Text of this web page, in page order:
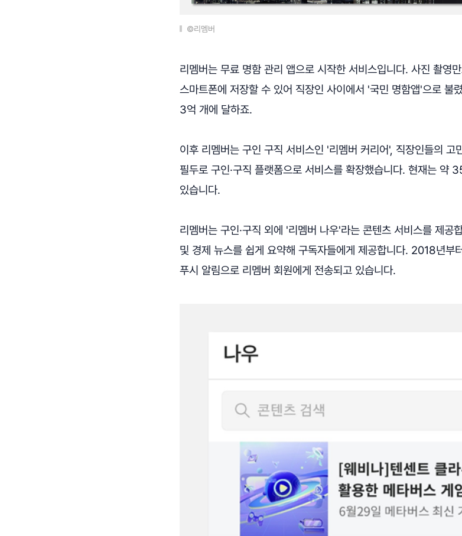
©리멤버
리멤버는 무료 명함 관리 앱으로 시작한 서비스입니다. 사진 촬영
스마트폰에 저장할 수 있어 직장인 사이에서 '국민 명함앱'으로 불
3억 개에 달하죠.
이후 리멤버는 구인 구직 서비스인 '리멤버 커리어', 직장인들의 고
필두로 구인·구직 플랫폼으로 서비스를 확장했습니다. 현재는 약
있습니다.
리멤버는 구인·구직 외에 '리멤버 나우'라는 콘텐츠 서비스를 제공
및 경제 뉴스를 쉽게 요약해 구독자들에게 제공합니다. 2018년부
푸시 알림으로 리멤버 회원에게 전송되고 있습니다.